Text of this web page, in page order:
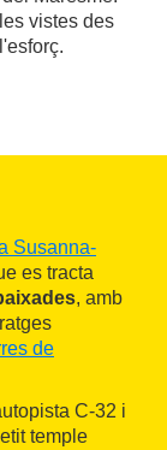
vistes des
Susanna-
es tracta
, amb
de
C-32 i
temple